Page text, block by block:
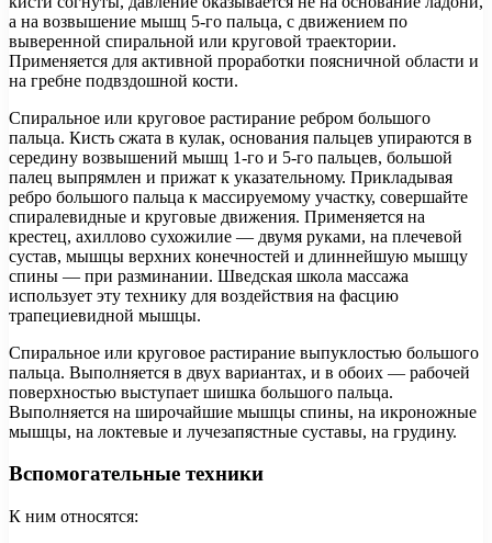
а на возвышение мышц 5-го пальца, с движением по
выверенной спиральной или круговой траектории.
Применяется для активной проработки поясничной области и
на гребне подвздошной кости.
Спиральное или круговое растирание ребром большого
пальца. Кисть сжата в кулак, основания пальцев упираются в
середину возвышений мышц 1-го и 5-го пальцев, большой
палец выпрямлен и прижат к указательному. Прикладывая
ребро большого пальца к массируемому участку, совершайте
спиралевидные и круговые движения. Применяется на
крестец, ахиллово сухожилие — двумя руками, на плечевой
сустав, мышцы верхних конечностей и длиннейшую мышцу
спины — при разминании. Шведская школа массажа
использует эту технику для воздействия на фасцию
трапециевидной мышцы.
Спиральное или круговое растирание выпуклостью большого
пальца. Выполняется в двух вариантах, и в обоих — рабочей
поверхностью выступает шишка большого пальца.
Выполняется на широчайшие мышцы спины, на икроножные
мышцы, на локтевые и лучезапястные суставы, на грудину.
Вспомогательные техники
К ним относятся: